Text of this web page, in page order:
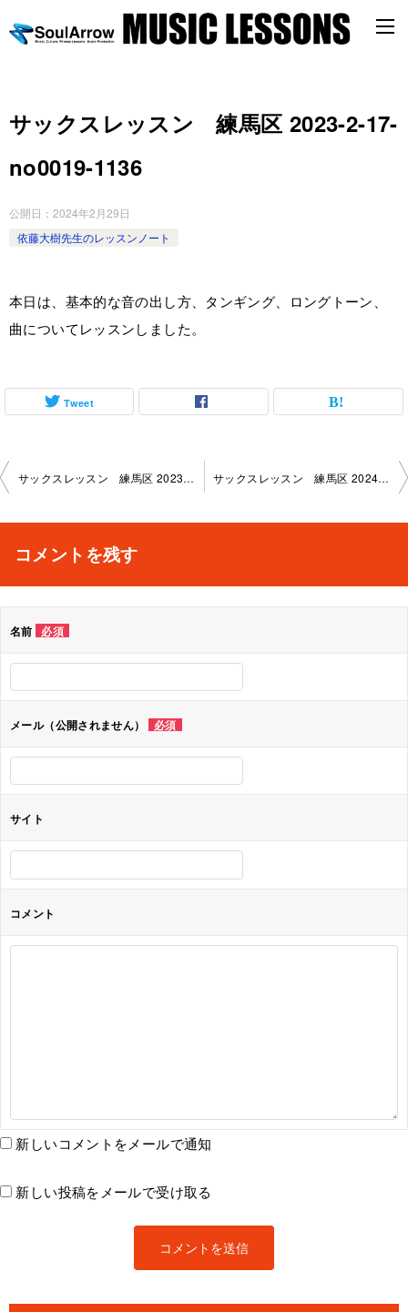
サックスレッスン 練馬区 2023-2-17-
no0019-1136
公開日： 2024年2月29日
依藤大樹先生のレッスンノート
本日は、基本的な音の出し方、タンギング、ロングトーン、
曲についてレッスンしました。
Tweet
投
ビ
シ
ョ
ン
サックスレッスン 練馬区 2023-2-15-no0019-1136 サックスレッスン 練馬区 2024-3-18-no0019-1136
コメントを残す
名前 必須
メール（公開されません） 必須
サイト
コメント
新しいコメントをメールで通知
新しい投稿をメールで受け取る